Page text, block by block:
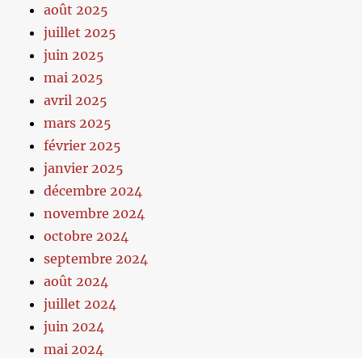
août 2025
juillet 2025
juin 2025
mai 2025
avril 2025
mars 2025
février 2025
janvier 2025
décembre 2024
novembre 2024
octobre 2024
septembre 2024
août 2024
juillet 2024
juin 2024
mai 2024